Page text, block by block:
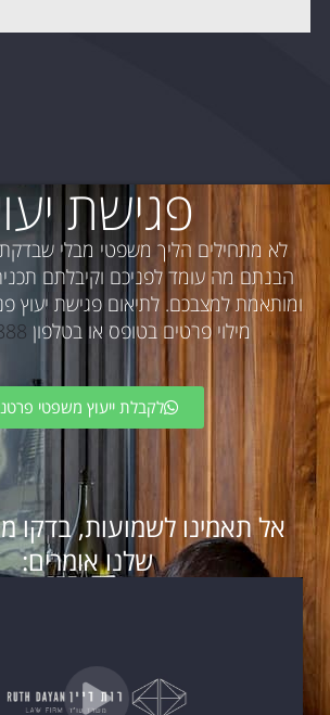
פגישת
לא מתחילים הליך משפטי מבלי
הבנתם מה עומד לפניכם וקיבלתם
ומותאמת למצבכם. לתיאום פגישת יעוץ
מילוי פרטים בטופס או בטלפון
לקבלת ייעוץ משפטי
אל תאמינו לשמועות, בדקו
שלנו אומרים: